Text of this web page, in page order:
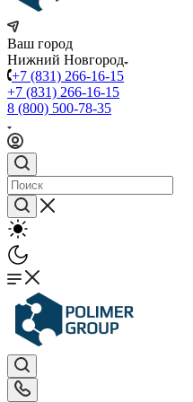
Ваш город
Нижний Новгород
+7 (831) 266-16-15
+7 (831) 266-16-15
8 (800) 500-78-35